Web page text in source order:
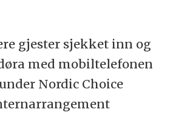
gjester sjekket inn og
med mobiltelefonen
Nordic Choice